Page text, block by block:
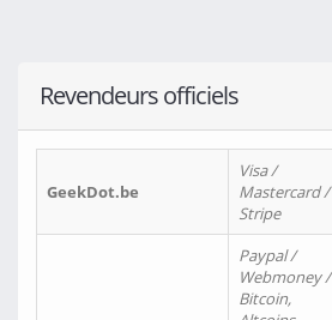
Revendeurs officiels
GeekDot.be
Visa /
Mastercard /
Stripe
Paypal /
Webmoney /
Bitcoin,